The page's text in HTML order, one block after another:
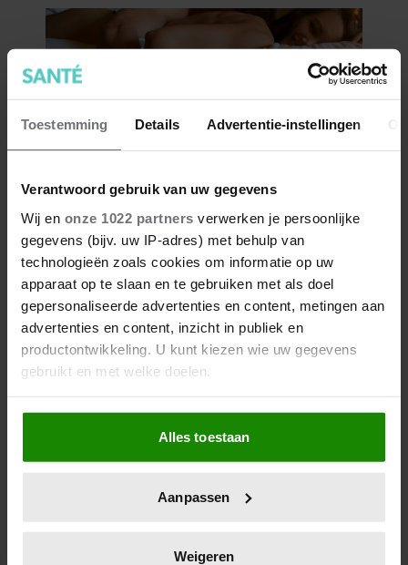
Toestemming Details Advertentie-instellingen
Verantwoord gebruik van uw gegevens
Wij en onze 1022 partners verwerken je persoonlijke
gegevens (bijv. uw IP-adres) met behulp van
technologieën zoals cookies om informatie op uw
apparaat op te slaan en te gebruiken met als doel
gepersonaliseerde advertenties en content, metingen aan
advertenties en content, inzicht in publiek en
productontwikkeling. U kunt kiezen wie uw gegevens
gebruikt en met welke doelen.
Als u het toestaat, willen we ook graag:
Informatie verzamelen over uw geografische
locatie, die tot een paar meter nauwkeurig kan zijn
scannen op specifieke eigenschappen (fingerprinting)
verwerkt en stel uw voorkeuren in het
Alles toestaan
Aanpassen
Weigeren